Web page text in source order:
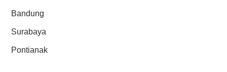
Bandung
Surabaya
Pontianak